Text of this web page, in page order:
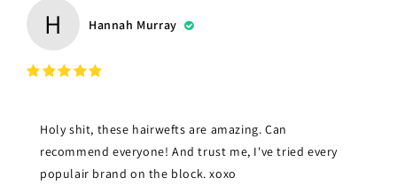
H Hannah Murray
Holy shit, these hairwefts are amazing. Can
recommend everyone! And trust me, I've tried every
populair brand on the block. xoxo